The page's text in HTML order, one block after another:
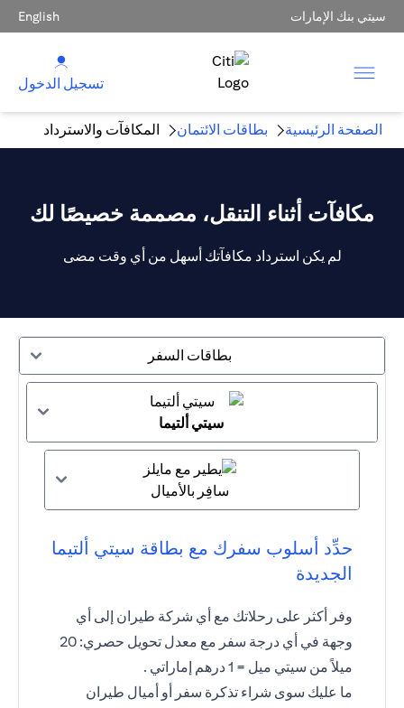
سيتي بنك الإمارات English
تسجيل الدخول
الصفحة الرئيسية بطاقات الائتمان المكافآت والاسترداد
مكافآت أثناء التنقل، مصممة خصيصًا لك
لم يكن استرداد مكافآتك أسهل من أي وقت مضى
بطاقات السفر
سيتي ألتيما
سافِر بالأميال
حدِّد أسلوب سفرك مع بطاقة سيتي ألتيما
الجديدة
وفر أكثر على رحلاتك مع أي شركة طيران إلى أي
وجهة في أي درجة سفر مع معدل تحويل حصري: 20
ميلاً من سيتي ميل = 1 درهم إماراتي .
ما عليك سوى شراء تذكرة سفر أو أميال طيران